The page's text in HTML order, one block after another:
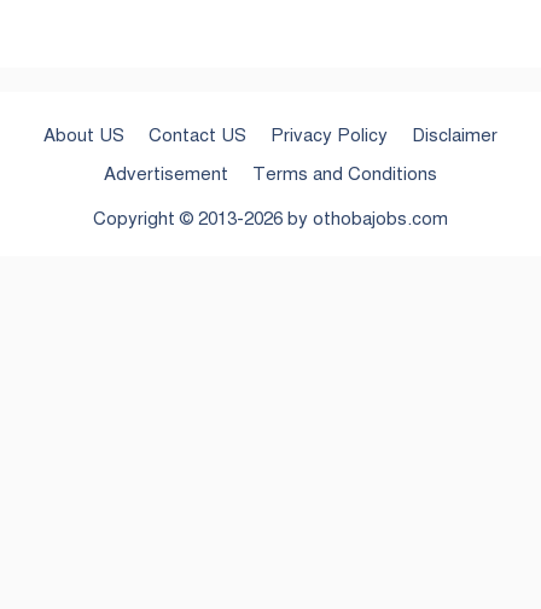
About US Contact US Privacy Policy
Disclaimer
Advertisement
Terms and Conditions
Copyright © 2013-2026 by othobajobs.com